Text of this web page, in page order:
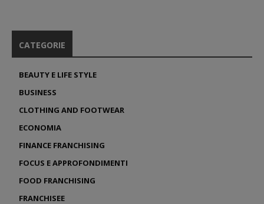
CATEGORIE
BEAUTY E LIFE STYLE
BUSINESS
CLOTHING AND FOOTWEAR
ECONOMIA
FINANCE FRANCHISING
FOCUS E APPROFONDIMENTI
FOOD FRANCHISING
FRANCHISEE